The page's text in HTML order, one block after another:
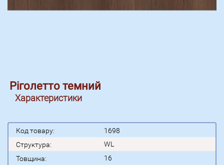
Ріголетто темний
Характеристики
Код товару:
1698
Структура:
WL
Товщина:
16